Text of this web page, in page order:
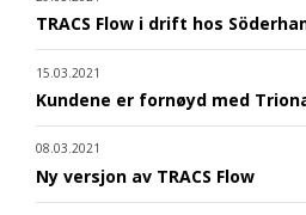
TRACS Flow i drift hos
15.03.2021
Kundene er fornøyd med
08.03.2021
Ny versjon av TRACS Flow